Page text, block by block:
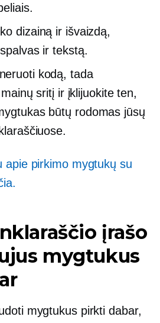
dizainą ir išvaizdą,
ir tekstą.
kodą, tada
sritį ir įklijuokite ten,
būtų rodomas jūsų
apie pirkimo mygtukų su
įrašo
mygtukus
mygtukus pirkti dabar,